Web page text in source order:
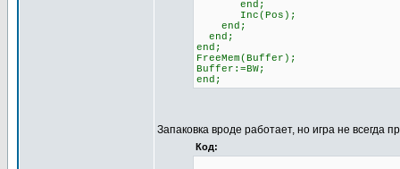
end;
Inc(Pos);
end;
end;
end;
FreeMem(Buffer);
Buffer:=BW;
end;
Запаковка вроде работает, но игра не всегда
Код: